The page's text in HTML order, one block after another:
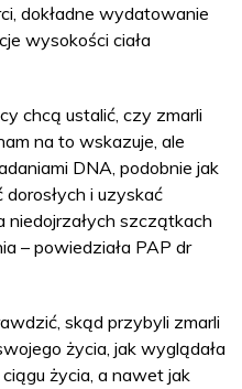
dokładne wydatowanie
wysokości ciała
chcą ustalić, czy zmarli
na to wskazuje, ale
DNA, podobnie jak
i uzyskać
niedojrzałych szczątkach
– powiedziała PAP dr
skąd przybyli zmarli
życia, jak wyglądała
życia, a nawet jak